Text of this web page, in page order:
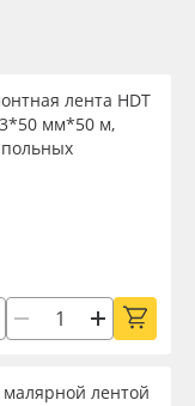
лента HDT
мм*50 м,
лентой